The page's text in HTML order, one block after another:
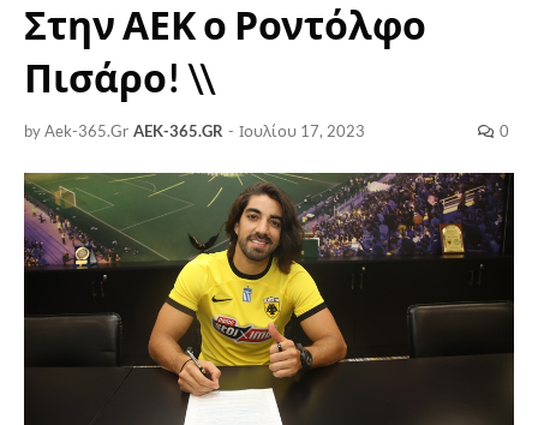
Στην ΑΕΚ ο Ροντόλφο
Πισάρο! \\
by Aek-365.Gr AEK-365.GR - Ιουλίου 17, 2023 0